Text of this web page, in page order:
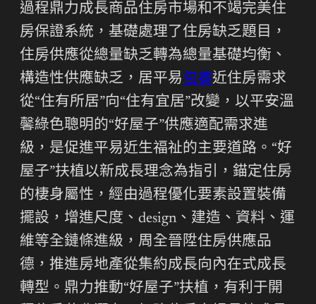
過程鼎力成長商品住房市場和不竭完美住
房保證系統，基礎處理了住房缺乏題目，
住房供應從總量缺乏轉為總量基礎均衡、
構造性供應缺乏，居平易包養近住房需求
從“住有所居”向“住有宜居”改變，以平安溫
馨綠色聰明的“好屋子”供應適配需求進
級，是促進平易近生福祉的主要道路。“好
屋子”扶植以新成長理念為指引，錨定住房
的棲身屬性，經由過程優化要素設置裝備
擺設，增進尺度、design、建造、資料、運
維等全鏈條進級，周全晉陞住房供應品
德，推進房地產從集約成長向內在式成長
轉型。鼎力推動“好屋子”扶植，有利于開